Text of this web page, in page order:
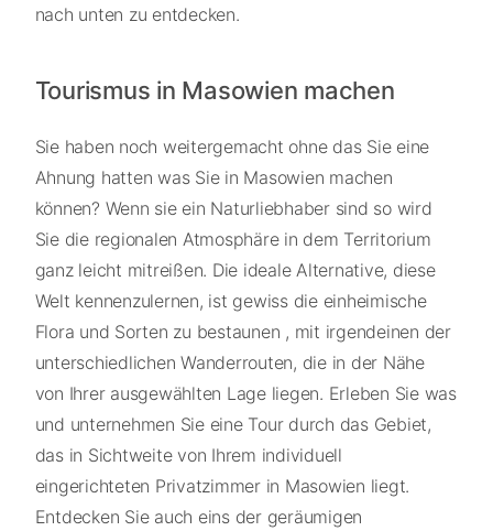
nach unten zu entdecken.
Tourismus in Masowien machen
Sie haben noch weitergemacht ohne das Sie eine
Ahnung hatten was Sie in Masowien machen
können? Wenn sie ein Naturliebhaber sind so wird
Sie die regionalen Atmosphäre in dem Territorium
ganz leicht mitreißen. Die ideale Alternative, diese
Welt kennenzulernen, ist gewiss die einheimische
Flora und Sorten zu bestaunen , mit irgendeinen der
unterschiedlichen Wanderrouten, die in der Nähe
von Ihrer ausgewählten Lage liegen. Erleben Sie was
und unternehmen Sie eine Tour durch das Gebiet,
das in Sichtweite von Ihrem individuell
eingerichteten Privatzimmer in Masowien liegt.
Entdecken Sie auch eins der geräumigen